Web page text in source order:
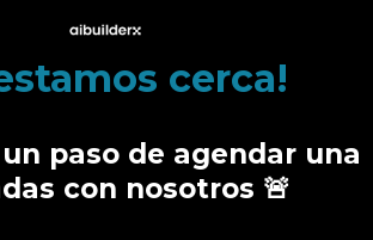
cerca!
paso de agendar una
con nosotros 🚨